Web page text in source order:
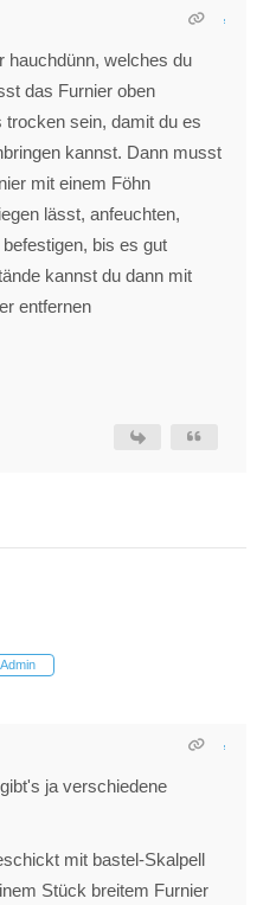
hauchdünn, welches du
das Furnier oben
sein, damit du es
kannst. Dann musst
mit einem Föhn
lässt, anfeuchten,
bis es gut
kannst du dann mit
entfernen
Admin
ja verschiedene
mit bastel-Skalpell
Stück breitem Furnier